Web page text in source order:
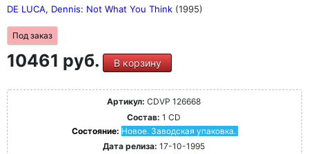
DE LUCA, Dennis: Not What You Think (1995)
Под заказ
10461 руб. В корзину
Артикул: CDVP 126668
Состав: 1 CD
Состояние: Новое. Заводская упаковка.
Дата релиза: 17-10-1995